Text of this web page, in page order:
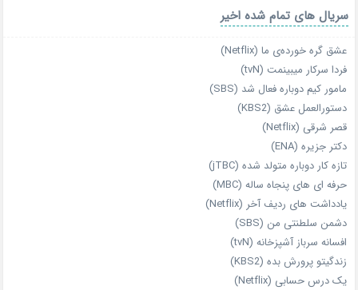
سریال های تمام شده اخیر
عشق گره خورده‌ی ما (Netflix)
فردا سرکار میبینمت (tvN)
مامور کیم دوباره فعال شد (SBS)
دستورالعمل عشق (KBS2)
قصر شرقی (Netflix)
دکتر جزیره (ENA)
تازه‌ کار دوباره‌ متولد شده (jTBC)
حرفه‌ ای‌ های پنجاه‌ ساله (MBC)
یادداشت‌ های ردیف آخر (Netflix)
دشمن سلطنتی من (SBS)
افسانه سرباز آشپزخانه (tvN)
زندگیتو پرورش بده (KBS2)
یک درس حسابی (Netflix)